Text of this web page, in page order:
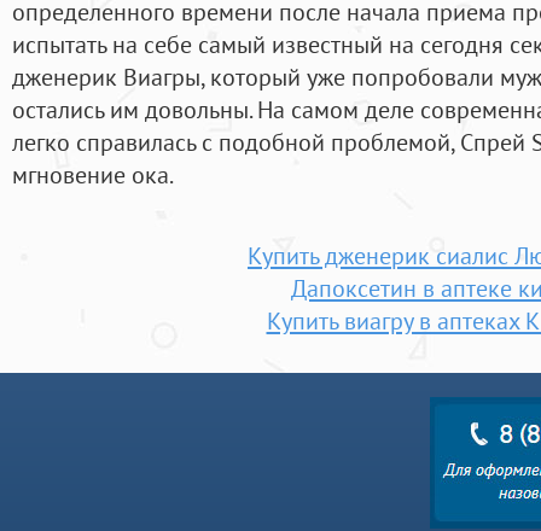
определенного времени после начала приема
испытать на себе самый известный на сегодня
дженерик Виагры, который уже попробовали
остались им довольны. На самом деле
легко справилась с подобной проблемой, Спрей
мгновение ока.
Купить дженерик сиалис
Дапоксетин в аптеке
Купить виагру в аптеках